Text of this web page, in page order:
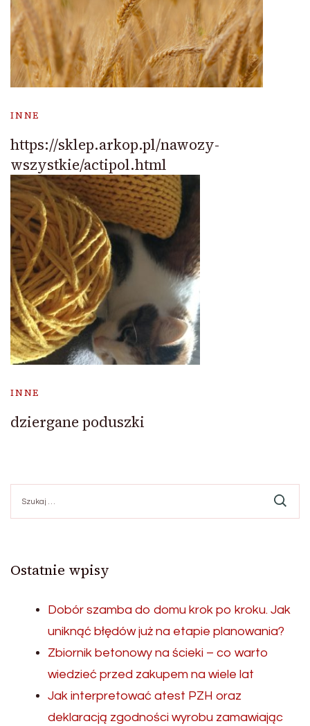
INNE
https://sklep.arkop.pl/nawozy-
wszystkie/actipol.html
INNE
dziergane poduszki
Ostatnie wpisy
Dobór szamba do domu krok po kroku. Jak
uniknąć błędów już na etapie planowania?
Zbiornik betonowy na ścieki – co warto
wiedzieć przed zakupem na wiele lat
Jak interpretować atest PZH oraz
deklaracją zgodności wyrobu zamawiając